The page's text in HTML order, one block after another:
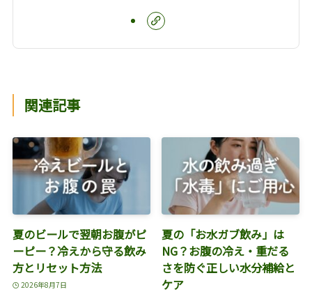
関連記事
夏のビールで翌朝お腹がピ
ーピー？冷えから守る飲み
方とリセット方法
2026年8月7日
夏の「お水ガブ飲み」は
NG？お腹の冷え・重だる
さを防ぐ正しい水分補給と
ケア